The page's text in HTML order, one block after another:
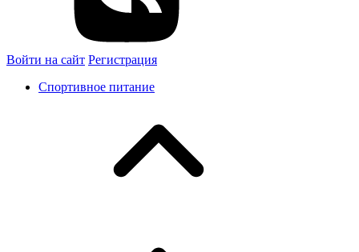
Войти на сайт Регистрация
Спортивное питание